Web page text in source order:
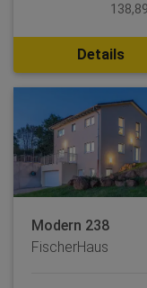
Details
Modern 238
FischerHaus